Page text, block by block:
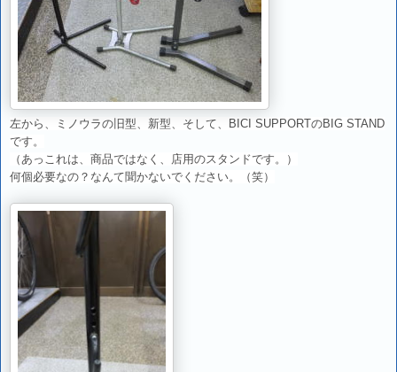
左から、ミノウラの旧型、新型、そして、BICI SUPPORTのBIG STAND
です。
（あっこれは、商品ではなく、店用のスタンドです。）
何個必要なの？なんて聞かないでください。（笑）